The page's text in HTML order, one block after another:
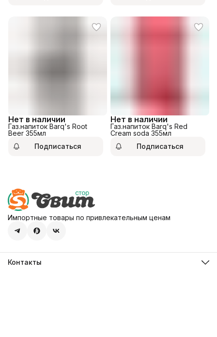
Нет в наличии
Газ.напиток Barq's Root
Beer 355мл
Подписаться
Нет в наличии
Газ.напиток Barq's Red
Cream soda 355мл
Подписаться
Импортные товары по привлекательным ценам
Контакты